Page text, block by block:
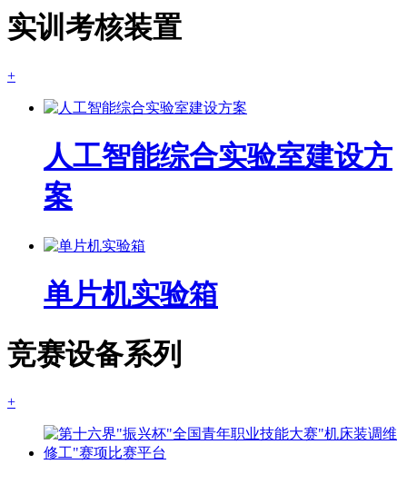
实训考核装置
+
人工智能综合实验室建设方
案
单片机实验箱
竞赛设备系列
+